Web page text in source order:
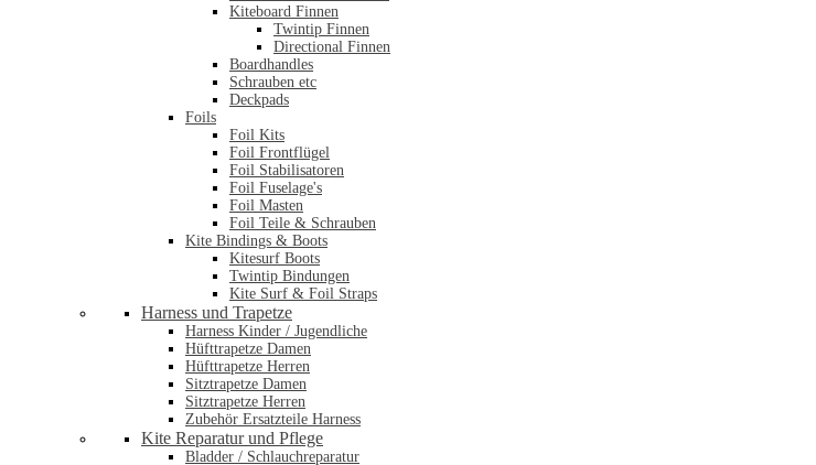
Kiteboard Finnen
Twintip Finnen
Directional Finnen
Boardhandles
Schrauben etc
Deckpads
Foils
Foil Kits
Foil Frontflügel
Foil Stabilisatoren
Foil Fuselage's
Foil Masten
Foil Teile & Schrauben
Kite Bindings & Boots
Kitesurf Boots
Twintip Bindungen
Kite Surf & Foil Straps
Harness und Trapetze
Harness Kinder / Jugendliche
Hüfttrapetze Damen
Hüfttrapetze Herren
Sitztrapetze Damen
Sitztrapetze Herren
Zubehör Ersatzteile Harness
Kite Reparatur und Pflege
Bladder / Schlauchreparatur